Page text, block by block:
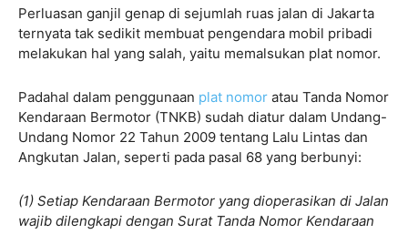
Perluasan ganjil genap di sejumlah ruas jalan di Jakarta
ternyata tak sedikit membuat pengendara mobil pribadi
melakukan hal yang salah, yaitu memalsukan plat nomor.
Padahal dalam penggunaan plat nomor atau Tanda Nomor
Kendaraan Bermotor (TNKB) sudah diatur dalam Undang-
Undang Nomor 22 Tahun 2009 tentang Lalu Lintas dan
Angkutan Jalan, seperti pada pasal 68 yang berbunyi:
(1) Setiap Kendaraan Bermotor yang dioperasikan di Jalan
wajib dilengkapi dengan Surat Tanda Nomor Kendaraan